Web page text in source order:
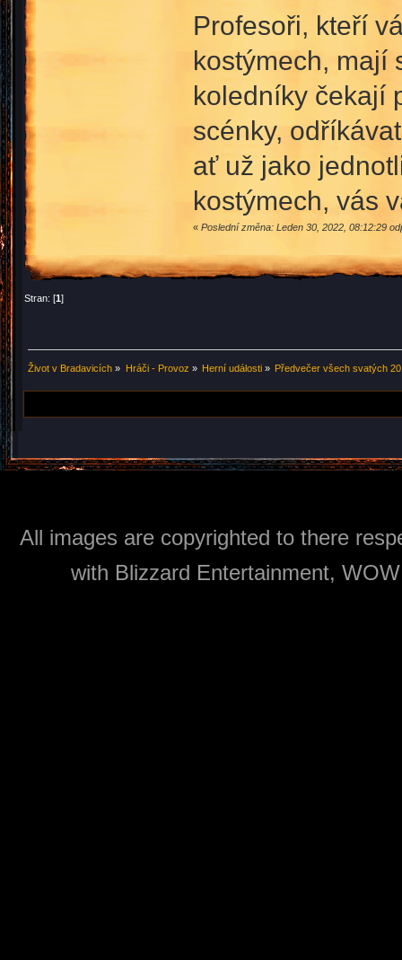
Profesoři, kteří
kostýmech, mají
koledníky čekají
scénky,
ať už jako
kostýmech, vás
« Poslední změna: Leden 30, 2022, 08:12:29
Stran: [1]
Život v Bradavicích » Hráči - Provoz » Herní události» Předvečer všech svatých
All images are copyrighted to there
with Blizzard Entertainment,